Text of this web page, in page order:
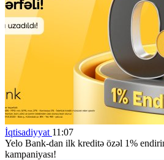
İqtisadiyyat 11:07
Yelo Bank-dan ilk kreditə özəl 1%
kampaniyası!